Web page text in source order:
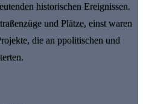
historischen Ereignissen.
und Plätze, einst waren
die an ppolitischen und